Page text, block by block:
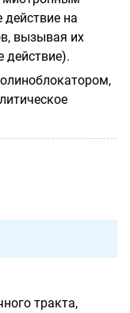
на
вызывая их
действие).
тракта,